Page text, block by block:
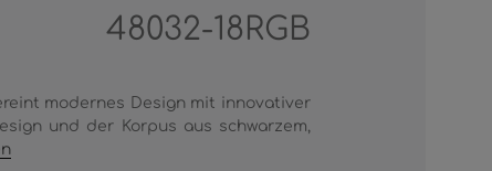
48032-18RGB
modernes Design mit innovativer
und der Korpus aus schwarzem,